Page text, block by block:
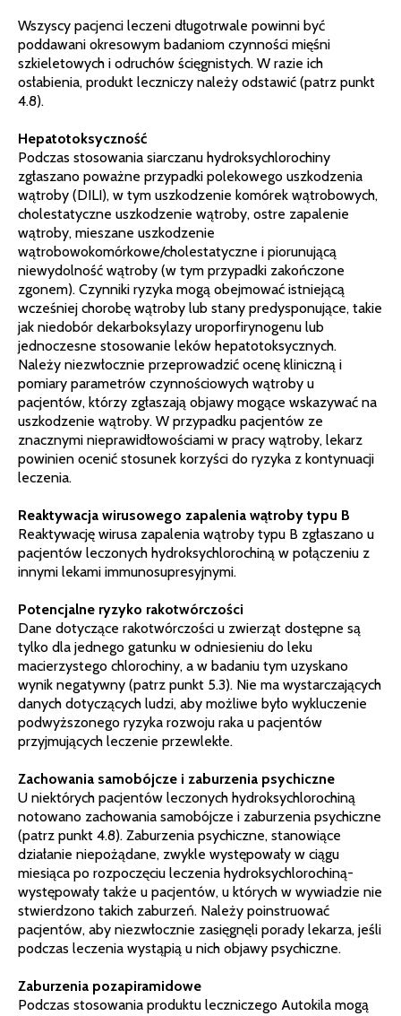
Wszyscy pacjenci leczeni długotrwale powinni być
poddawani okresowym badaniom czynności mięśni
szkieletowych i odruchów ścięgnistych. W razie ich
osłabienia, produkt leczniczy należy odstawić (patrz punkt
4.8).
Hepatotoksyczność
Podczas stosowania siarczanu hydroksychlorochiny
zgłaszano poważne przypadki polekowego uszkodzenia
wątroby (DILI), w tym uszkodzenie komórek wątrobowych,
cholestatyczne uszkodzenie wątroby, ostre zapalenie
wątroby, mieszane uszkodzenie
wątrobowokomórkowe/cholestatyczne i piorunującą
niewydolność wątroby (w tym przypadki zakończone
zgonem). Czynniki ryzyka mogą obejmować istniejącą
wcześniej chorobę wątroby lub stany predysponujące, takie
jak niedobór dekarboksylazy uroporfirynogenu lub
jednoczesne stosowanie leków hepatotoksycznych.
Należy niezwłocznie przeprowadzić ocenę kliniczną i
pomiary parametrów czynnościowych wątroby u
pacjentów, którzy zgłaszają objawy mogące wskazywać na
uszkodzenie wątroby. W przypadku pacjentów ze
znacznymi nieprawidłowościami w pracy wątroby, lekarz
powinien ocenić stosunek korzyści do ryzyka z kontynuacji
leczenia.
Reaktywacja wirusowego zapalenia wątroby typu B
Reaktywację wirusa zapalenia wątroby typu B zgłaszano u
pacjentów leczonych hydroksychlorochiną w połączeniu z
innymi lekami immunosupresyjnymi.
Potencjalne ryzyko rakotwórczości
Dane dotyczące rakotwórczości u zwierząt dostępne są
tylko dla jednego gatunku w odniesieniu do leku
macierzystego chlorochiny, a w badaniu tym uzyskano
wynik negatywny (patrz punkt 5.3). Nie ma wystarczających
danych dotyczących ludzi, aby możliwe było wykluczenie
podwyższonego ryzyka rozwoju raka u pacjentów
przyjmujących leczenie przewlekłe.
Zachowania samobójcze i zaburzenia psychiczne
U niektórych pacjentów leczonych hydroksychlorochiną
notowano zachowania samobójcze i zaburzenia psychiczne
(patrz punkt 4.8). Zaburzenia psychiczne, stanowiące
działanie niepożądane, zwykle występowały w ciągu
miesiąca po rozpoczęciu leczenia hydroksychlorochiną-
występowały także u pacjentów, u których w wywiadzie nie
stwierdzono takich zaburzeń. Należy poinstruować
pacjentów, aby niezwłocznie zasięgnęli porady lekarza, jeśli
podczas leczenia wystąpią u nich objawy psychiczne.
Zaburzenia pozapiramidowe
Podczas stosowania produktu leczniczego Autokila mogą